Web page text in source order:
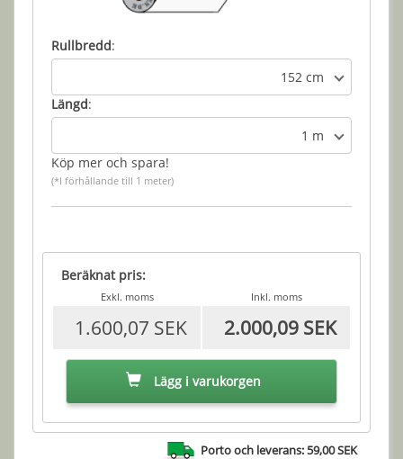
Rullbredd:
152 cm
Längd:
1 m
Köp mer och spara!
(*I förhållande till 1 meter)
Beräknat pris:
Exkl. moms Inkl. moms
1.600,07 SEK 2.000,09 SEK
Lägg i varukorgen
Porto och leverans: 59,00 SEK